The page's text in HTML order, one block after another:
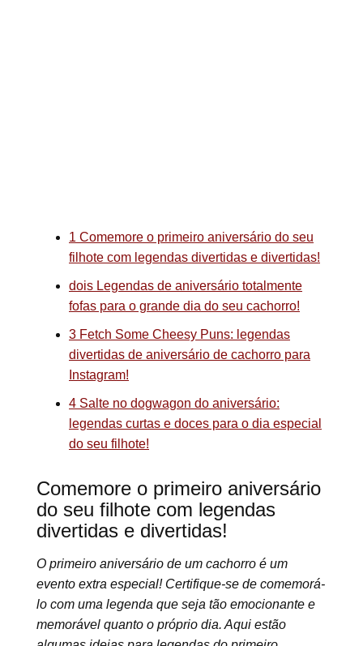
1 Comemore o primeiro aniversário do seu
filhote com legendas divertidas e divertidas!
dois Legendas de aniversário totalmente
fofas para o grande dia do seu cachorro!
3 Fetch Some Cheesy Puns: legendas
divertidas de aniversário de cachorro para
Instagram!
4 Salte no dogwagon do aniversário:
legendas curtas e doces para o dia especial
do seu filhote!
Comemore o primeiro aniversário
do seu filhote com legendas
divertidas e divertidas!
O primeiro aniversário de um cachorro é um
evento extra especial! Certifique-se de comemorá-
lo com uma legenda que seja tão emocionante e
memorável quanto o próprio dia. Aqui estão